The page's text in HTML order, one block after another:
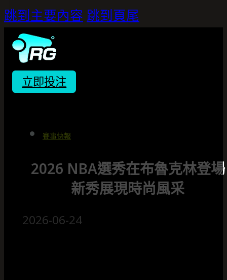
跳到主要內容 跳到頁尾
立即投注
賽事快報
2026 NBA選秀在布魯克林登場
新秀展現時尚風采
2026-06-24